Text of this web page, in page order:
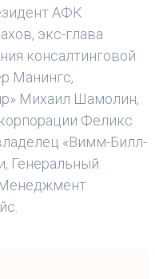
АФК
экс-глава
консалтинговой
Манингс,
Михаил Шамолин,
Феликс
«Вимм-Билл-
Генеральный